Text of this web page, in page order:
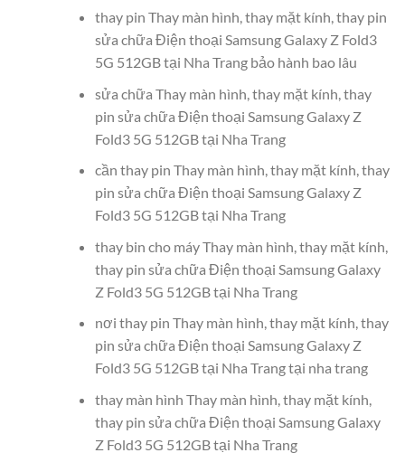
thay pin Thay màn hình, thay mặt kính, thay pin
sửa chữa Điện thoại Samsung Galaxy Z Fold3
5G 512GB tại Nha Trang bảo hành bao lâu
sửa chữa Thay màn hình, thay mặt kính, thay
pin sửa chữa Điện thoại Samsung Galaxy Z
Fold3 5G 512GB tại Nha Trang
cần thay pin Thay màn hình, thay mặt kính, thay
pin sửa chữa Điện thoại Samsung Galaxy Z
Fold3 5G 512GB tại Nha Trang
thay bin cho máy Thay màn hình, thay mặt kính,
thay pin sửa chữa Điện thoại Samsung Galaxy
Z Fold3 5G 512GB tại Nha Trang
nơi thay pin Thay màn hình, thay mặt kính, thay
pin sửa chữa Điện thoại Samsung Galaxy Z
Fold3 5G 512GB tại Nha Trang tại nha trang
thay màn hình Thay màn hình, thay mặt kính,
thay pin sửa chữa Điện thoại Samsung Galaxy
Z Fold3 5G 512GB tại Nha Trang